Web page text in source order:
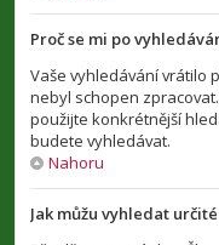
Proč se mi po
Vaše vyhledávání vrátilo
nebyl schopen
použijte konkrétnější
budete vyhledávat.
Nahoru
Jak můžu vyhledat